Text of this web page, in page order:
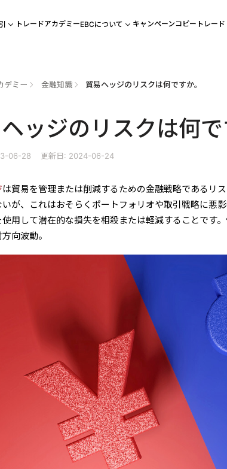
トレードアカデミーEBCについて キャンペーンコピートレード
デミー 金融知識 貿易ヘッジのリスクは何ですか。
ッジのリスクは何で
06-28 更新日: 2024-06-24
は貿易を管理または削減するための金融戦略であるリ
が、これはおそらくポートフォリオや取引戦略に悪
使用して潜在的な損失を相殺または軽減することです
向波動。